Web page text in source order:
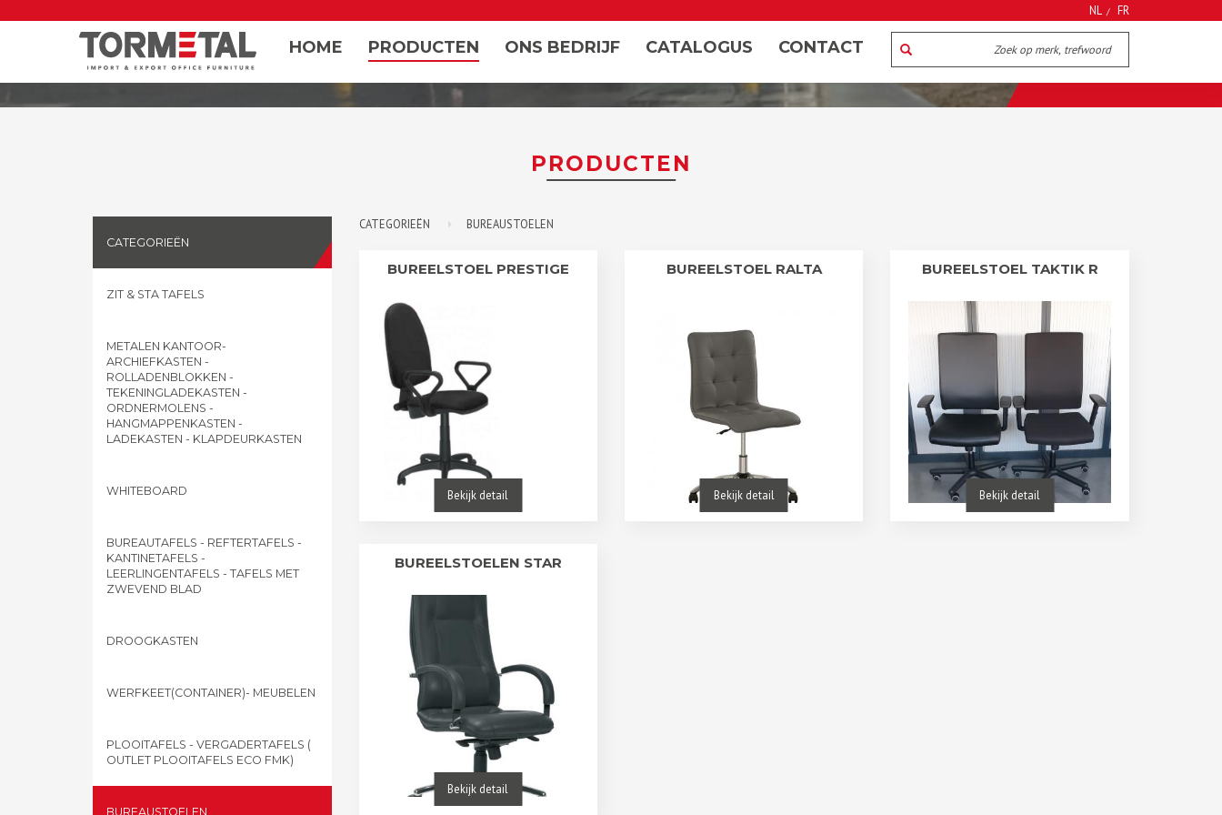
NL FR
HOME PRODUCTEN ONS BEDRIJF CATALOGUS CONTACT
IMPORT & EXPORT KANTOORMEUBELEN/LOCKERS EN
WERKPLAATSMEUBILAIR
PRODUCTEN
CATEGORIEËN
ZIT & STA TAFELS
METALEN KANTOOR-
ARCHIEFKASTEN -
ROLLADENBLOKKEN -
TEKENINGLADEKASTEN -
ORDNERMOLENS -
HANGMAPPENKASTEN -
LADEKASTEN - KLAPDEURKASTEN
WHITEBOARD
BUREAUTAFELS - REFTERTAFELS -
KANTINETAFELS -
LEERLINGENTAFELS - TAFELS MET
ZWEVEND BLAD
DROOGKASTEN
WERFKEET(CONTAINER)- MEUBELEN
PLOOITAFELS - VERGADERTAFELS (
OUTLET PLOOITAFELS ECO FMK)
BUREAUSTOELEN
CATEGORIEËN BUREAUSTOELEN
BUREELSTOEL PRESTIGE
Bekijk detail
BUREELSTOEL RALTA
Bekijk detail
BUREELSTOEL TAKTIK R
Bekijk detail
BUREELSTOELEN STAR
Bekijk detail